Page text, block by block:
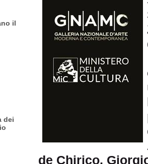
il
dei
de Chirico,